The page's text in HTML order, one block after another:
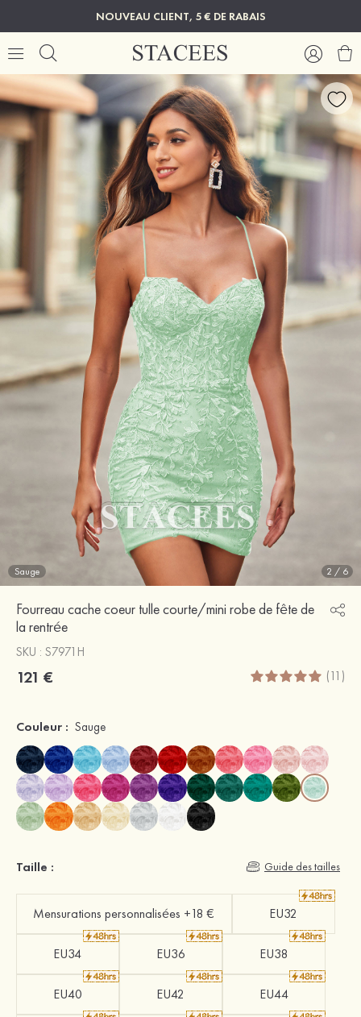
NOUVEAU CLIENT, 5 € DE RABAIS
Sauge 2 / 6
Fourreau cache coeur tulle courte/mini robe de fête de
la rentrée
SKU : S7971H
121 € (11)
Couleur : Sauge
Taille : Guide des tailles
Mensurations personnalisées +18 € EU32
EU34 EU36 EU38
EU40 EU42 EU44